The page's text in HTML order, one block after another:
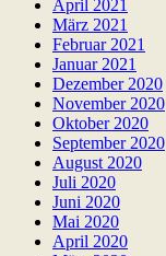
April 2021
März 2021
Februar 2021
Januar 2021
Dezember 2020
November 2020
Oktober 2020
September 2020
August 2020
Juli 2020
Juni 2020
Mai 2020
April 2020